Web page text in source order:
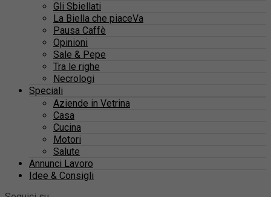
Gli Sbiellati
La Biella che piaceVa
Pausa Caffè
Opinioni
Sale & Pepe
Tra le righe
Necrologi
Speciali
Aziende in Vetrina
Casa
Cucina
Motori
Salute
Annunci Lavoro
Idee & Consigli